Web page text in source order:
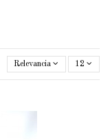
Relevancia 12